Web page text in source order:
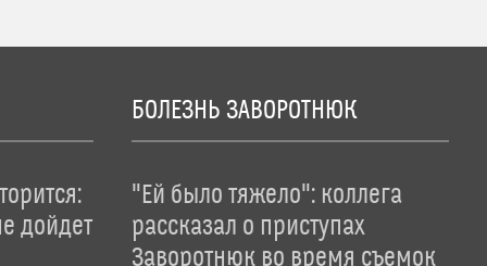
дойдет
БОЛЕЗНЬ ЗАВОРОТНЮК
"Ей было тяжело": коллега
рассказал о приступах
Заворотнюк во время съемок